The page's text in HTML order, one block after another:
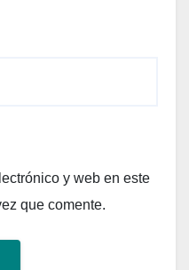
y web en este
que comente.